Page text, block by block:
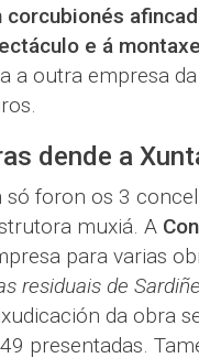
corcubionés
e á
a outra empresa
dende a
só foron os 3
muxiá. A
para varias
residuais de
da obra
presentadas.